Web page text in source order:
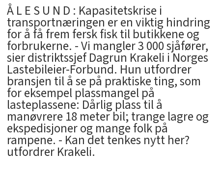
Å L E S U N D : Kapasitetskrise i
transportnæringen er en viktig hindring
for å få frem fersk fisk til butikkene og
forbrukerne. - Vi mangler 3 000 sjåfører,
sier distriktssjef Dagrun Krakeli i Norges
Lastebileier-Forbund. Hun utfordrer
bransjen til å se på praktiske ting, som
for eksempel plassmangel på
lasteplassene: Dårlig plass til å
manøvrere 18 meter bil; trange lagre og
ekspedisjoner og mange folk på
rampene. - Kan det tenkes nytt her?
utfordrer Krakeli.